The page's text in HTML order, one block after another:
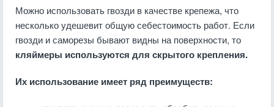
Можно использовать гвозди в качестве крепежа, что
несколько удешевит общую себестоимость работ. Если
гвозди и саморезы бывают видны на поверхности, то
кляймеры используются для скрытого крепления.
Их использование имеет ряд преимуществ: